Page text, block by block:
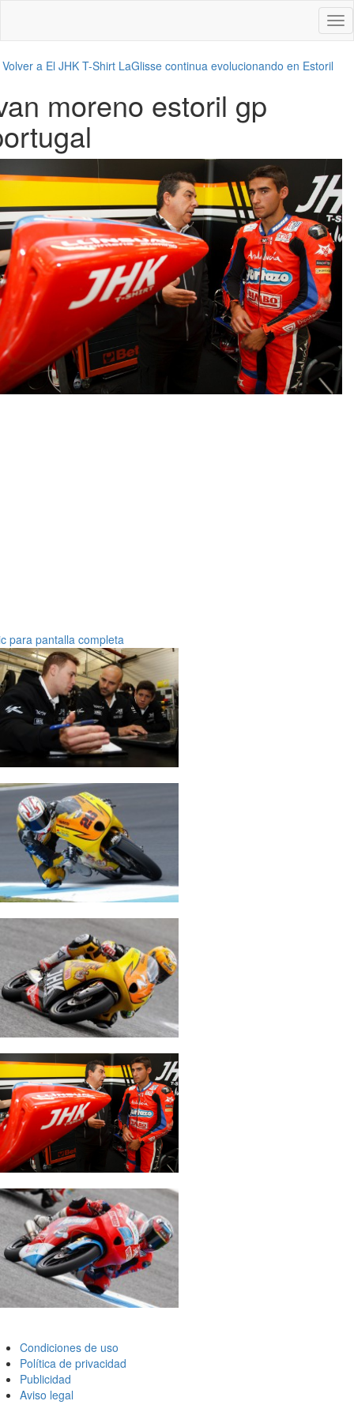
Volver a El JHK T-Shirt LaGlisse continua evolucionando en Estoril
moreno estoril gp
para pantalla completa
Condiciones de uso
Política de privacidad
Publicidad
Aviso legal